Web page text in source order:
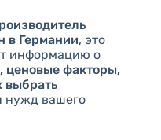
в Германии, это
информацию о
ценовые факторы,
выбрать
нужд вашего